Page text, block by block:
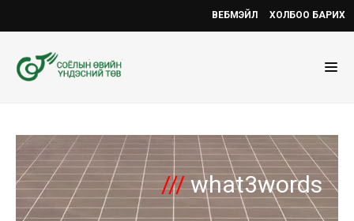
ВЕБМЭЙЛ ХОЛБОО БАРИХ
///what3words